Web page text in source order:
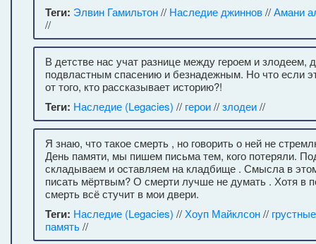
Теги: Элвин Гамильтон// Наследие джиннов//Амани
//
В детстве нас учат разнице между героем и злодеем,
подвластным спасению и безнадежным. Но что если
от того, кто рассказывает историю?!
Теги: Наследие (Legacies) // герои//злодеи//
Я знаю, что такое смерть , но говорить о ней не
День памяти, мы пишем письма тем, кого потеряли.
складываем и оставляем на кладбище . Смысла в
писать мёртвым? О смерти лучше не думать . Хотя в
смерть всё стучит в мои двери.
Теги: Наследие (Legacies) // Хоуп Майклсон//
память//